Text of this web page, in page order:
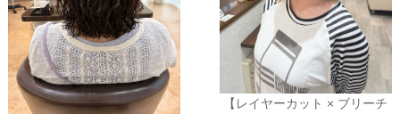
【レイヤーカット × ブリーチ